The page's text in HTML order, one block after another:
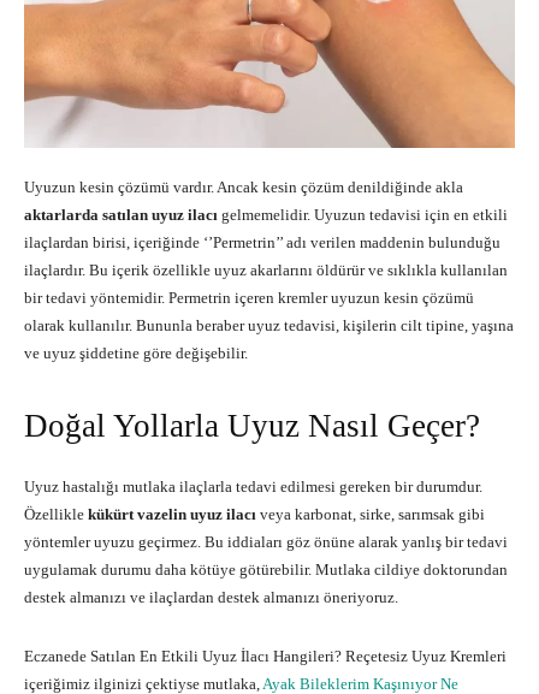
Uyuzun kesin çözümü vardır. Ancak kesin çözüm denildiğinde akla
aktarlarda satılan uyuz ilacı gelmemelidir. Uyuzun tedavisi için en etkili
ilaçlardan birisi, içeriğinde ‘’Permetrin’’ adı verilen maddenin bulunduğu
ilaçlardır. Bu içerik özellikle uyuz akarlarını öldürür ve sıklıkla kullanılan
bir tedavi yöntemidir. Permetrin içeren kremler uyuzun kesin çözümü
olarak kullanılır. Bununla beraber uyuz tedavisi, kişilerin cilt tipine, yaşına
ve uyuz şiddetine göre değişebilir.
Doğal Yollarla Uyuz Nasıl Geçer?
Uyuz hastalığı mutlaka ilaçlarla tedavi edilmesi gereken bir durumdur.
Özellikle kükürt vazelin uyuz ilacı veya karbonat, sirke, sarımsak gibi
yöntemler uyuzu geçirmez. Bu iddiaları göz önüne alarak yanlış bir tedavi
uygulamak durumu daha kötüye götürebilir. Mutlaka cildiye doktorundan
destek almanızı ve ilaçlardan destek almanızı öneriyoruz.
Eczanede Satılan En Etkili Uyuz İlacı Hangileri? Reçetesiz Uyuz Kremleri
içeriğimiz ilginizi çektiyse mutlaka, Ayak Bileklerim Kaşınıyor Ne